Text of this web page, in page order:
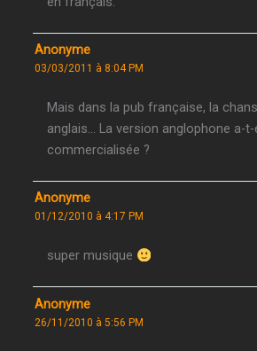
Anonyme
03/03/2011 à 8:04 PM
Mais dans la pub française, la
anglais… La version anglophone a-t-
commercialisée ?
Anonyme
01/12/2010 à 4:17 PM
super musique
Anonyme
26/11/2010 à 5:56 PM